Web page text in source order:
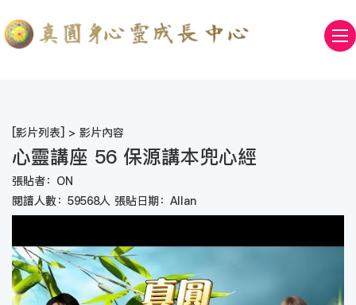
[影片列表] > 影片內容
心靈講座 56 保源講本兜心經
張貼者：ON
閱讀人數：59568人 張貼日期：Allan